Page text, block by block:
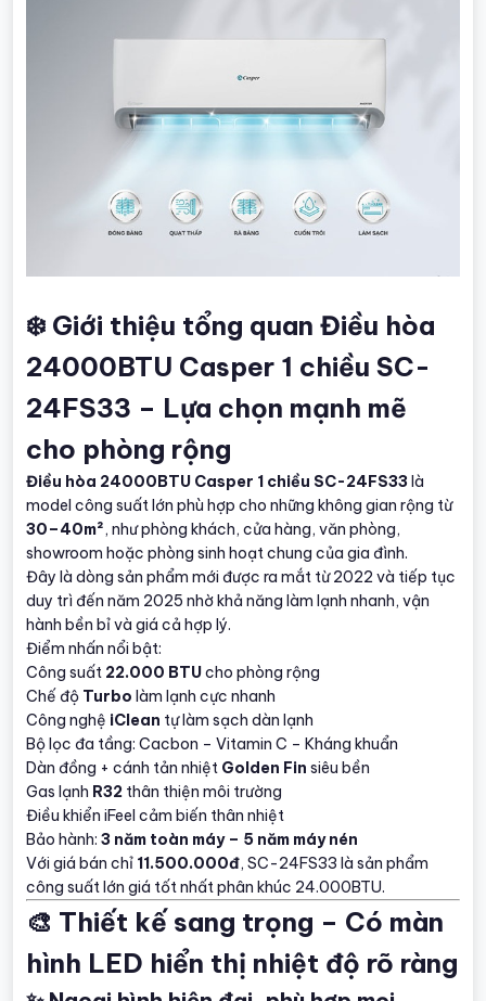
❄️ Giới thiệu tổng quan Điều hòa
24000BTU Casper 1 chiều SC-
24FS33 – Lựa chọn mạnh mẽ
cho phòng rộng
Điều hòa 24000BTU Casper 1 chiều SC-24FS33là
model công suất lớn phù hợp cho những không gian rộng từ
30–40m², như phòng khách, cửa hàng, văn phòng,
showroom hoặc phòng sinh hoạt chung của gia đình.
Đây là dòng sản phẩm mới được ra mắt từ 2022 và tiếp tục
duy trì đến năm 2025 nhờ khả năng làm lạnh nhanh, vận
hành bền bỉ và giá cả hợp lý.
Điểm nhấn nổi bật:
Công suất 22.000 BTUcho phòng rộng
Chế độ Turbo làm lạnh cực nhanh
Công nghệ iClean tự làm sạch dàn lạnh
Bộ lọc đa tầng: Cacbon – Vitamin C – Kháng khuẩn
Dàn đồng + cánh tản nhiệt Golden Fin siêu bền
Gas lạnh R32 thân thiện môi trường
Điều khiển iFeel cảm biến thân nhiệt
Bảo hành: 3 năm toàn máy – 5 năm máy nén
Với giá bán chỉ 11.500.000đ, SC-24FS33 là sản phẩm
công suất lớn giá tốt nhất phân khúc 24.000BTU.
🎨 Thiết kế sang trọng – Có màn
hình LED hiển thị nhiệt độ rõ ràng